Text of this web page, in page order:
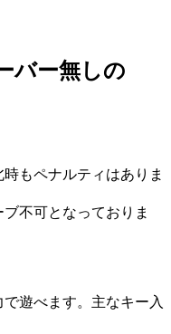
バー無しの
もペナルティはありま
不可となっておりま
遊べます。主なキー入